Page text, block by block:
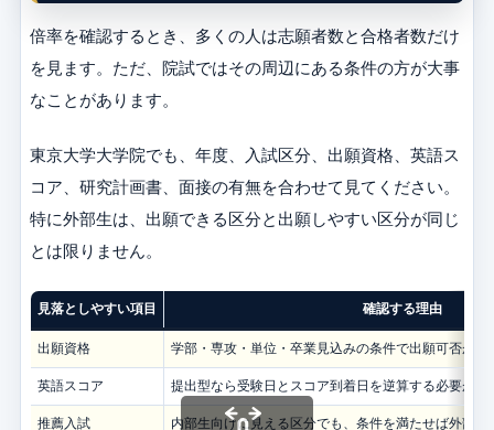
倍率を確認するとき、多くの人は志願者数と合格者数だけ
を見ます。ただ、院試ではその周辺にある条件の方が大事
なことがあります。
東京大学大学院でも、年度、入試区分、出願資格、英語ス
コア、研究計画書、面接の有無を合わせて見てください。
特に外部生は、出願できる区分と出願しやすい区分が同じ
とは限りません。
見落としやすい項目 確認する理由
出願資格 学部・専攻・単位・卒業見込みの条件で出願可否が変
英語スコア 提出型なら受験日とスコア到着日を逆算する必要があ
推薦入試 内部生向けに見える区分でも、条件を満たせば外部